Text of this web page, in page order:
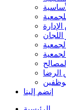
الرضا
إنضم إلينا